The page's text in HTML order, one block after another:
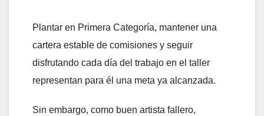
Plantar en Primera Categoría, mantener una
cartera estable de comisiones y seguir
disfrutando cada día del trabajo en el taller
representan para él una meta ya alcanzada.
Sin embargo, como buen artista fallero,